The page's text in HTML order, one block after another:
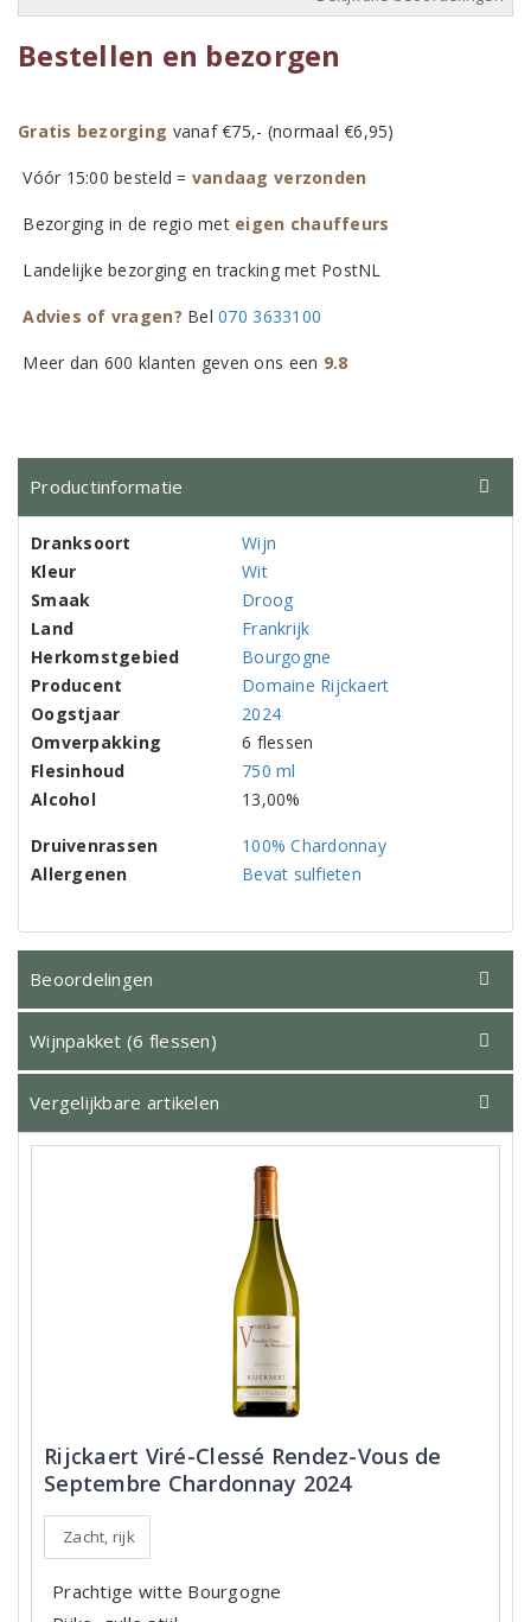
Bestellen en bezorgen
Gratis bezorging vanaf €75,- (normaal €6,95)
Vóór 15:00 besteld = vandaag verzonden
Bezorging in de regio met eigen chauffeurs
Landelijke bezorging en tracking met PostNL
Advies of vragen? Bel070 3633100
Meer dan 600 klanten geven ons een 9.8
Productinformatie
Dranksoort
Wijn
Kleur
Wit
Smaak
Droog
Land
Frankrijk
Herkomstgebied
Bourgogne
Producent
Domaine Rijckaert
Oogstjaar
2024
Omverpakking
6 flessen
Flesinhoud
750 ml
Alcohol
13,00%
Druivenrassen
100% Chardonnay
Allergenen
Bevat sulfieten
Beoordelingen
Wijnpakket (6 flessen)
Vergelijkbare artikelen
Rijckaert Viré-Clessé Rendez-Vous de
Septembre Chardonnay 2024
Zacht, rijk
Prachtige witte Bourgogne